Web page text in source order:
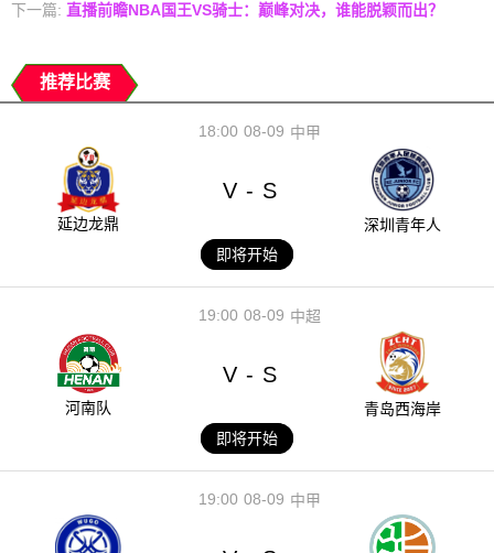
下一篇: 直播前瞻NBA国王VS骑士：巅峰对决，谁能脱颖而出？
推荐比赛
08-09
18:00 中甲
延边龙鼎
V - S
深圳青年人
即将开始
08-09
19:00 中超
河南队
V - S
青岛西海岸
即将开始
08-09
19:00 中甲